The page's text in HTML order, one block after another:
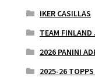
IKER CASILLAS
TEAM
2026 PANINI
2025-26